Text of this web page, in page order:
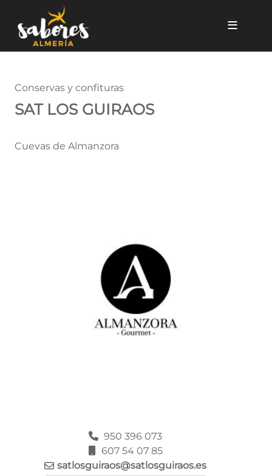
SAT LOS GUIRAOS
Conservas y confituras
SAT LOS GUIRAOS
Cuevas de Almanzora
950 396 073
607 54 07 85
satlosguiraos@satlosguiraos.es